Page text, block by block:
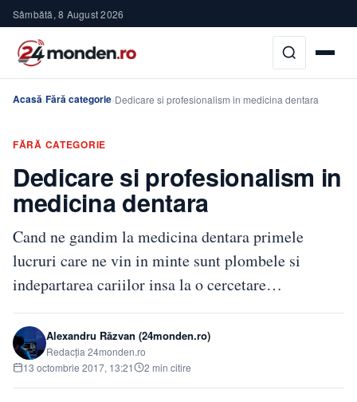
Sâmbătă, 8 August 2026
Acasă›Fără categorie›Dedicare si profesionalism in medicina dentara
FĂRĂ CATEGORIE
Dedicare si profesionalism in
medicina dentara
Cand ne gandim la medicina dentara primele
lucruri care ne vin in minte sunt plombele si
indepartarea cariilor insa la o cercetare…
Alexandru Răzvan (24monden.ro)
Redacția 24monden.ro
13 octombrie 2017, 13:21
2 min citire